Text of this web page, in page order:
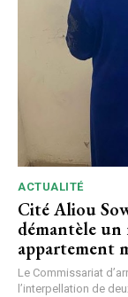
ACTUALITÉ
Cité Aliou
démantèle
appartement
Le Commissariat
l’interpellation de